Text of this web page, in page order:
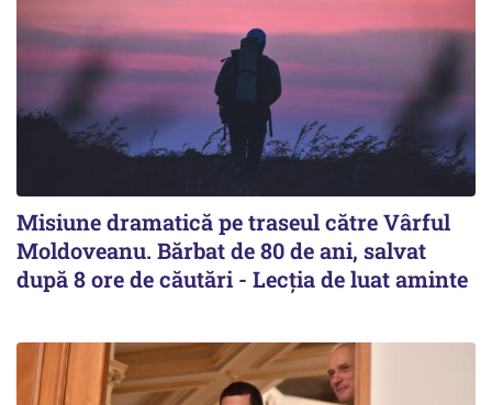
Misiune dramatică pe traseul către Vârful
Moldoveanu. Bărbat de 80 de ani, salvat
după 8 ore de căutări - Lecția de luat aminte